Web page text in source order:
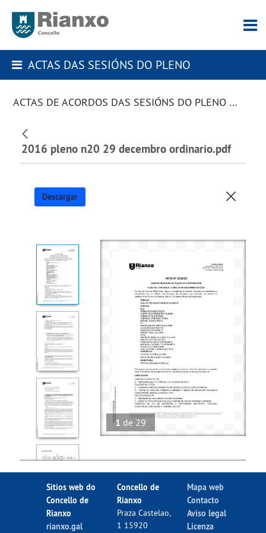
ACTAS DAS SESIÓNS DO PLENO
ACTAS DE ACORDOS DAS SESIÓNS DO PLENO DA CORPORACIÓN
2016 pleno n20 29 decembro ordinario.pdf
Descargar
1 de 29
Sitios web do
Concello de
Rianxo
rianxo.gal
Concello de
Rianxo
Praza Castelao,
1 15920
Mapa web
Contacto
Aviso legal
Licenza